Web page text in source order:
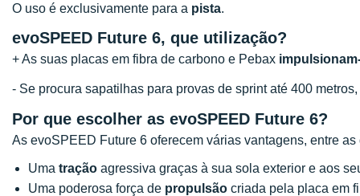
O uso é exclusivamente para a pista.
evoSPEED Future 6, que utilização?
+ As suas placas em fibra de carbono e Pebax
- Se procura sapatilhas para provas de sprint até 400
Por que escolher as evoSPEED Future 6?
As evoSPEED Future 6 oferecem várias vantagens, entre as
Uma tração agressiva graças à sua sola exterior e aos
Uma poderosa força de propulsão criada pela placa em